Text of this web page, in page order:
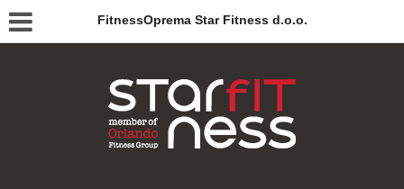
FitnessOprema Star Fitness d.o.o.